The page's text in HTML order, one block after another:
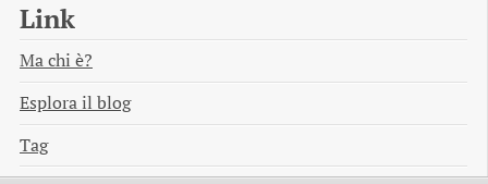
Link
Ma chi è?
Esplora il blog
Tag